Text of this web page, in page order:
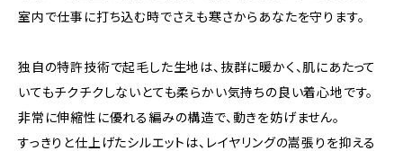
室内で仕事に打ち込む時でさえも寒さからあなたを守ります。
独自の特許技術で起毛した生地は、抜群に暖かく、肌にあたって
いてもチクチクしないとても柔らかい気持ちの良い着心地です。
非常に伸縮性に優れる編みの構造で、動きを妨げません。
すっきりと仕上げたシルエットは、レイヤリングの嵩張りを抑える